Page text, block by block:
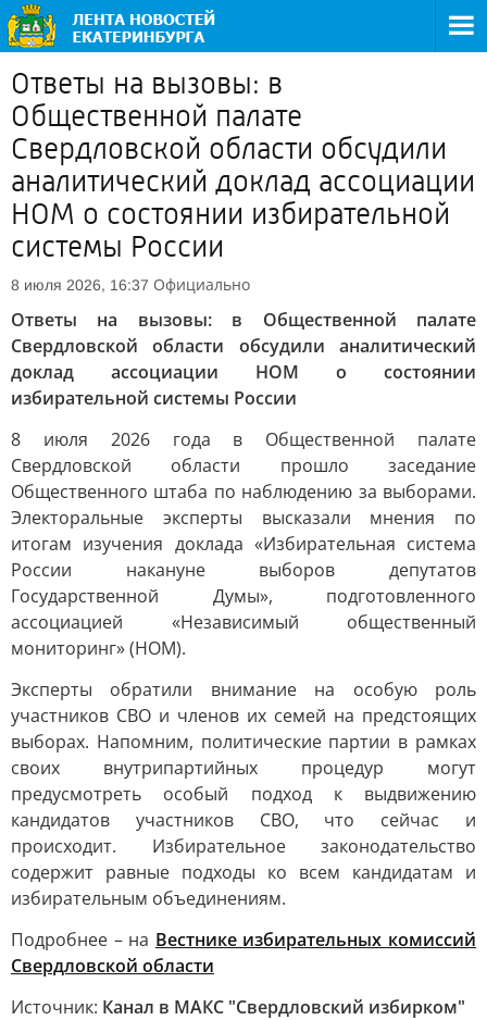
Ответы на вызовы: в
Общественной палате
Свердловской области обсудили
аналитический доклад ассоциации
НОМ о состоянии избирательной
системы России
8 июля 2026, 16:37 Официально
Ответы на вызовы: в Общественной палате
Свердловской области обсудили аналитический
доклад ассоциации НОМ о состоянии
избирательной системы России
8 июля 2026 года в Общественной палате
Свердловской области прошло заседание
Общественного штаба по наблюдению за выборами.
Электоральные эксперты высказали мнения по
итогам изучения доклада «Избирательная система
России накануне выборов депутатов
Государственной Думы», подготовленного
ассоциацией «Независимый общественный
мониторинг» (НОМ).
Эксперты обратили внимание на особую роль
участников СВО и членов их семей на предстоящих
выборах. Напомним, политические партии в рамках
своих внутрипартийных процедур могут
предусмотреть особый подход к выдвижению
кандидатов участников СВО, что сейчас и
происходит. Избирательное законодательство
содержит равные подходы ко всем кандидатам и
избирательным объединениям.
Подробнее – на Вестнике избирательных комиссий
Свердловской области
Источник: Канал в МАКС "Свердловский избирком"